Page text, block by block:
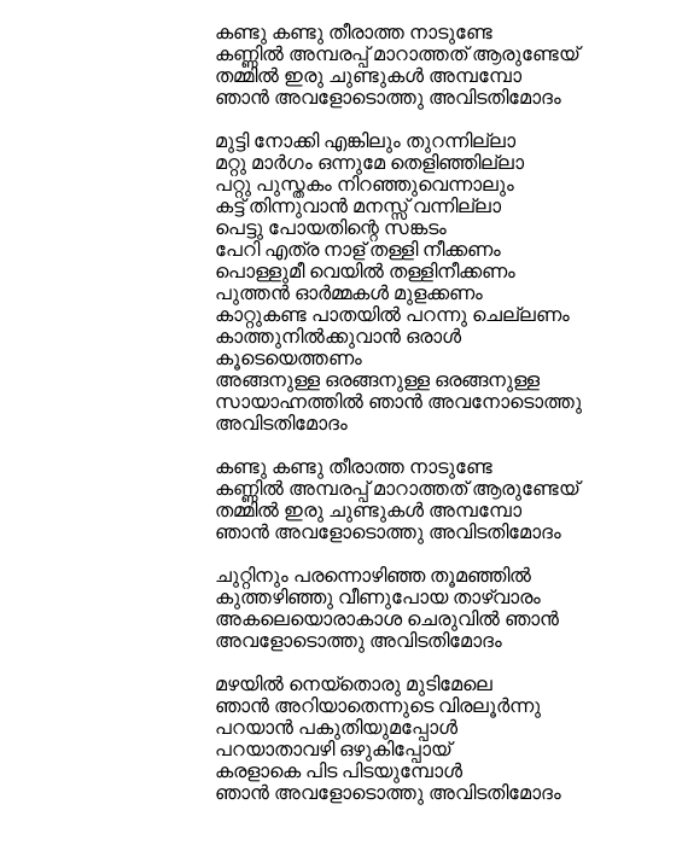
കണ്ടു കണ്ടു തീരാത്ത നാടുണ്ടേ
കണ്ണിൽ അമ്പരപ്പ് മാറാത്തത് ആരുണ്ടേയ്
തമ്മിൽ ഇരു ചുണ്ടുകൾ അമ്പമ്പോ
ഞാൻ അവളോടൊത്തു അവിടതിമോദം
മുട്ടി നോക്കി എങ്കിലും തുറന്നില്ലാ
മറ്റു മാർഗം ഒന്നുമേ തെളിഞ്ഞില്ലാ
പറ്റു പുസ്തകം നിറഞ്ഞുവെന്നാലും
കട്ട് തിന്നുവാൻ മനസ്സ് വന്നില്ലാ
പെട്ടു പോയതിന്റെ സങ്കടം
പേറി എത്ര നാള് തള്ളി നീക്കണം
പൊള്ളുമീ വെയിൽ തള്ളിനീക്കണം
പുത്തൻ ഓർമ്മകൾ മുളക്കണം
കാറ്റുകണ്ട പാതയിൽ പറന്നു ചെല്ലണം
കാത്തുനിൽക്കുവാൻ ഒരാൾ
കൂടെയെത്തണം
അങ്ങനുള്ള ഒരങ്ങനുള്ള ഒരങ്ങനുള്ള
സായാഹ്നത്തിൽ ഞാൻ അവനോടൊത്തു
അവിടതിമോദം
കണ്ടു കണ്ടു തീരാത്ത നാടുണ്ടേ
കണ്ണിൽ അമ്പരപ്പ് മാറാത്തത് ആരുണ്ടേയ്
തമ്മിൽ ഇരു ചുണ്ടുകൾ അമ്പമ്പോ
ഞാൻ അവളോടൊത്തു അവിടതിമോദം
ചുറ്റിനും പരന്നൊഴിഞ്ഞ തൂമഞ്ഞിൽ
കുത്തഴിഞ്ഞു വീണുപോയ താഴ്വാരം
അകലെയൊരാകാശ ചെരുവിൽ ഞാൻ
അവളോടൊത്തു അവിടതിമോദം
മഴയിൽ നെയ്‌തൊരു മുടിമേലെ
ഞാൻ അറിയാതെന്നുടെ വിരലൂർന്നു
പറയാൻ പകുതിയുമപ്പോൾ
പറയാതാവഴി ഒഴുകിപ്പോയ്
കരളാകെ പിട പിടയുമ്പോൾ
ഞാൻ അവളോടൊത്തു അവിടതിമോദം